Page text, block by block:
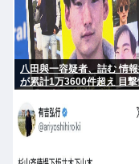
八田與一容疑者、詰む 情
が累計1万3600件超え 目撃